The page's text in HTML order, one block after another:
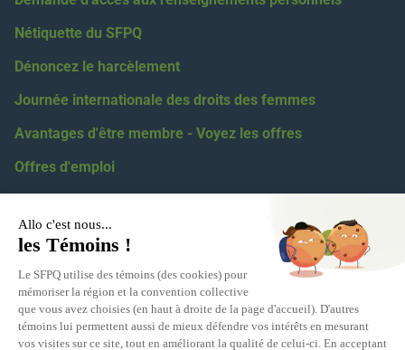
Nétiquette du SFPQ
Dénoncez le harcèlement
Journée internationale des droits des femmes
Avantages d'être membre - Voyez les offres
Offres d'emploi
Coordonnées
418 623-2424
5100, boul. des Gradins, Québec, G2J 1N4
Relations médiatiques :eric.levesque@sfpq.qc.ca
Obtenir votre numéro de section :info@sfpq.qc.ca